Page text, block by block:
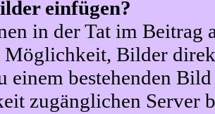
einfügen?
in der Tat im Beitrag
Möglichkeit, Bilder
einem bestehenden
zugänglichen Server